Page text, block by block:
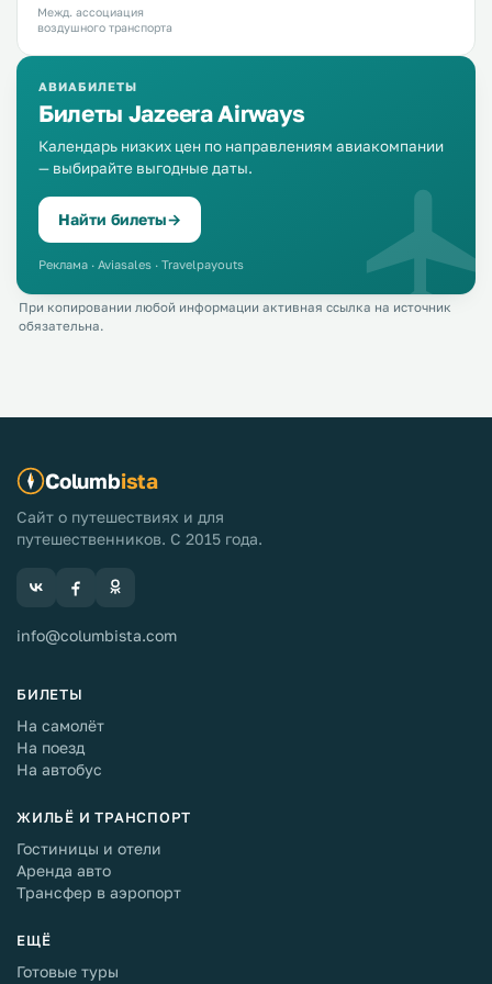
Межд. ассоциация
воздушного транспорта
АВИАБИЛЕТЫ
Билеты Jazeera Airways
Календарь низких цен по направлениям авиакомпании
— выбирайте выгодные даты.
Найти билеты→
Реклама · Aviasales · Travelpayouts
При копировании любой информации активная ссылка на источник
обязательна.
Columbista
Сайт о путешествиях и для
путешественников. С 2015 года.
info@columbista.com
БИЛЕТЫ
На самолёт
На поезд
На автобус
ЖИЛЬЁ И ТРАНСПОРТ
Гостиницы и отели
Аренда авто
Трансфер в аэропорт
ЕЩЁ
Готовые туры